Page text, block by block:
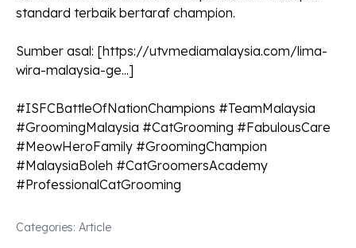
standard terbaik bertaraf champion.
Sumber asal: [https://utvmediamalaysia.com/lima-
wira-malaysia-ge...]
#ISFCBattleOfNationChampions #TeamMalaysia
#GroomingMalaysia #CatGrooming #FabulousCare
#MeowHeroFamily #GroomingChampion
#MalaysiaBoleh #CatGroomersAcademy
#ProfessionalCatGrooming
Categories: Article